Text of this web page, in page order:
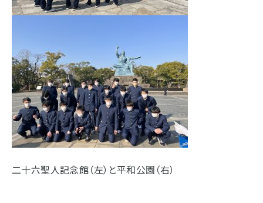
二十六聖人記念館（左）と平和公園（右）